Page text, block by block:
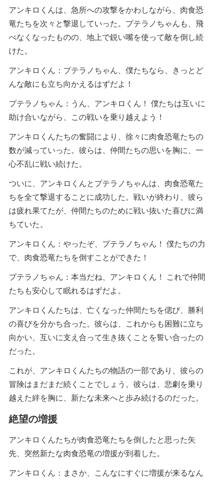
アンキロくんは、急所への攻撃をかわしながら、肉食恐
竜たちを次々と撃退していった。プテラノちゃんも、飛
べなくなったものの、地上で鋭い嘴を使って敵を倒し続
けた。
アンキロくん：プテラノちゃん、僕たちなら、きっとど
んな敵にも立ち向かえるはずだよ！
プテラノちゃん：うん、アンキロくん！ 僕たちは互いに
助け合いながら、この戦いを乗り越えよう！
アンキロくんたちの奮闘により、徐々に肉食恐竜たちの
数が減っていった。彼らは、仲間たちの思いを胸に、一
心不乱に戦い続けた。
ついに、アンキロくんとプテラノちゃんは、肉食恐竜た
ちを全て撃退することに成功した。戦いが終わり、彼ら
は疲れ果てたが、仲間たちのために戦い抜いた喜びに満
ちていた。
アンキロくん：やったぞ、プテラノちゃん！ 僕たちの力
で、肉食恐竜たちを倒すことができた！
プテラノちゃん：本当だね、アンキロくん！ これで仲間
たちも安心して眠れるはずだよ。
アンキロくんたちは、亡くなった仲間たちを偲び、勝利
の喜びを分かち合った。彼らは、これからも困難に立ち
向かい、互いに支え合って生き抜くことを誓い合ったの
だった。
これが、アンキロくんたちの物語の一部であり、彼らの
冒険はまだまだ続くことでしょう。彼らは、悲劇を乗り
越えた絆を胸に、新たな未来へと歩み続けるのだった。
絶望の増援
アンキロくんたちが肉食恐竜たちを倒したと思った矢
先、突然新たな肉食恐竜の増援が到着した。
アンキロくん：まさか、こんなにすぐに増援が来るなん